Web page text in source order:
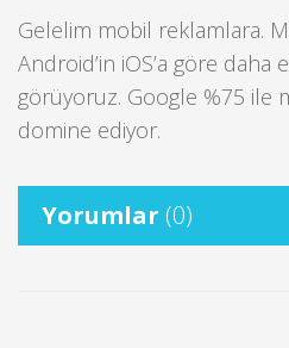
Gelelim mobil reklamlara.
Android’in iOS’a göre daha
görüyoruz. Google %75 ile
domine ediyor.
Yorumlar (0)